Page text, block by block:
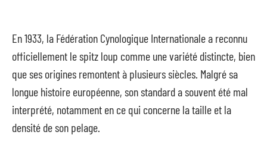
En 1933, la Fédération Cynologique Internationale a reconnu
officiellement le spitz loup comme une variété distincte, bien
que ses origines remontent à plusieurs siècles. Malgré sa
longue histoire européenne, son standard a souvent été mal
interprété, notamment en ce qui concerne la taille et la
densité de son pelage.